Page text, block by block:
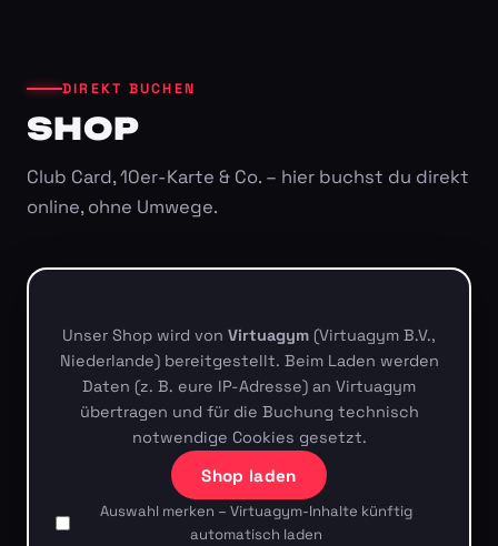
DIREKT BUCHEN
SHOP
Club Card, 10er-Karte & Co. – hier buchst du direkt
online, ohne Umwege.
Unser Shop wird von Virtuagym (Virtuagym B.V.,
Niederlande) bereitgestellt. Beim Laden werden
Daten (z. B. eure IP-Adresse) an Virtuagym
übertragen und für die Buchung technisch
notwendige Cookies gesetzt.
Shop laden
Auswahl merken – Virtuagym-Inhalte künftig
automatisch laden